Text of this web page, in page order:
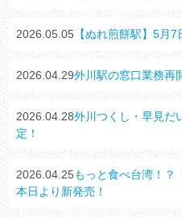
2026.05.05 【ぬれ煎餅駅】5月
2026.04.29外川駅の窓口業務再
2026.04.28外川つくし・早見だ
定！
2026.04.25もっと食べ台湾！？
本日より新発売！